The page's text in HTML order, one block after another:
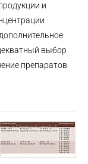
и
выбор
препаратов